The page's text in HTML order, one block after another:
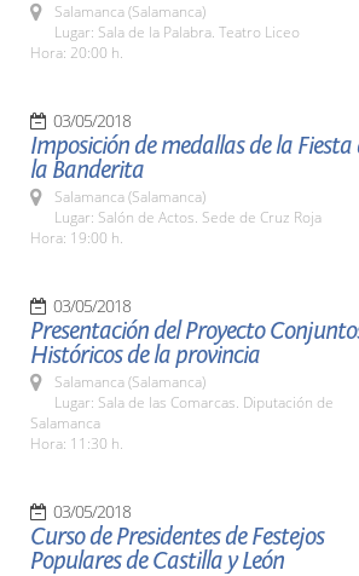
Salamanca (Salamanca)
Lugar: Sala de la Palabra. Teatro Liceo
Hora: 20:00 h.
03/05/2018
Imposición de medallas de la Fiesta
la Banderita
Salamanca (Salamanca)
Lugar: Salón de Actos. Sede de Cruz Roja
Hora: 19:00 h.
03/05/2018
Presentación del Proyecto
Históricos de la provincia
Salamanca (Salamanca)
Lugar: Sala de las Comarcas. Diputación de
Salamanca
Hora: 11:30 h.
03/05/2018
Curso de Presidentes de Festejos
Populares de Castilla y León